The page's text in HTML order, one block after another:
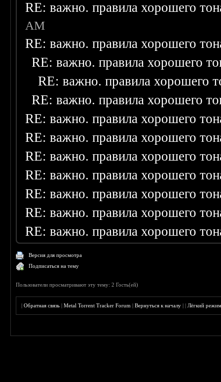
RE: важно. правила хорошего
AM
RE: важно. правила хорошего
RE: важно. правила хорошего
RE: важно. правила хорошего
RE: важно. правила хорошего
RE: важно. правила хорошего
RE: важно. правила хорошего
RE: важно. правила хорошего
RE: важно. правила хорошего
RE: важно. правила хорошего
RE: важно. правила хорошего
RE: важно. правила хорошего
Версия для просмотра
Подписаться на тему
Пользователи просматривают эту тему: 2 Гость(ей)
|Обратная связь |Metal Torrent Tracker Forum |Вернуться к началу ||Лёгкий